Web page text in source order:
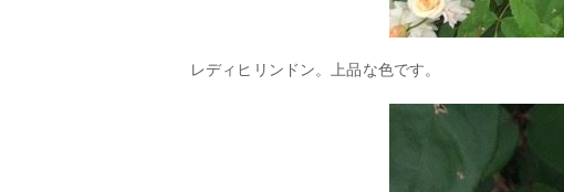
レディヒリンドン。上品な色です。